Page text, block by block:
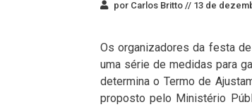
por Carlos Britto // 13 de
Os organizadores da festa
uma série de medidas para
determina o Termo de
proposto pelo Ministério